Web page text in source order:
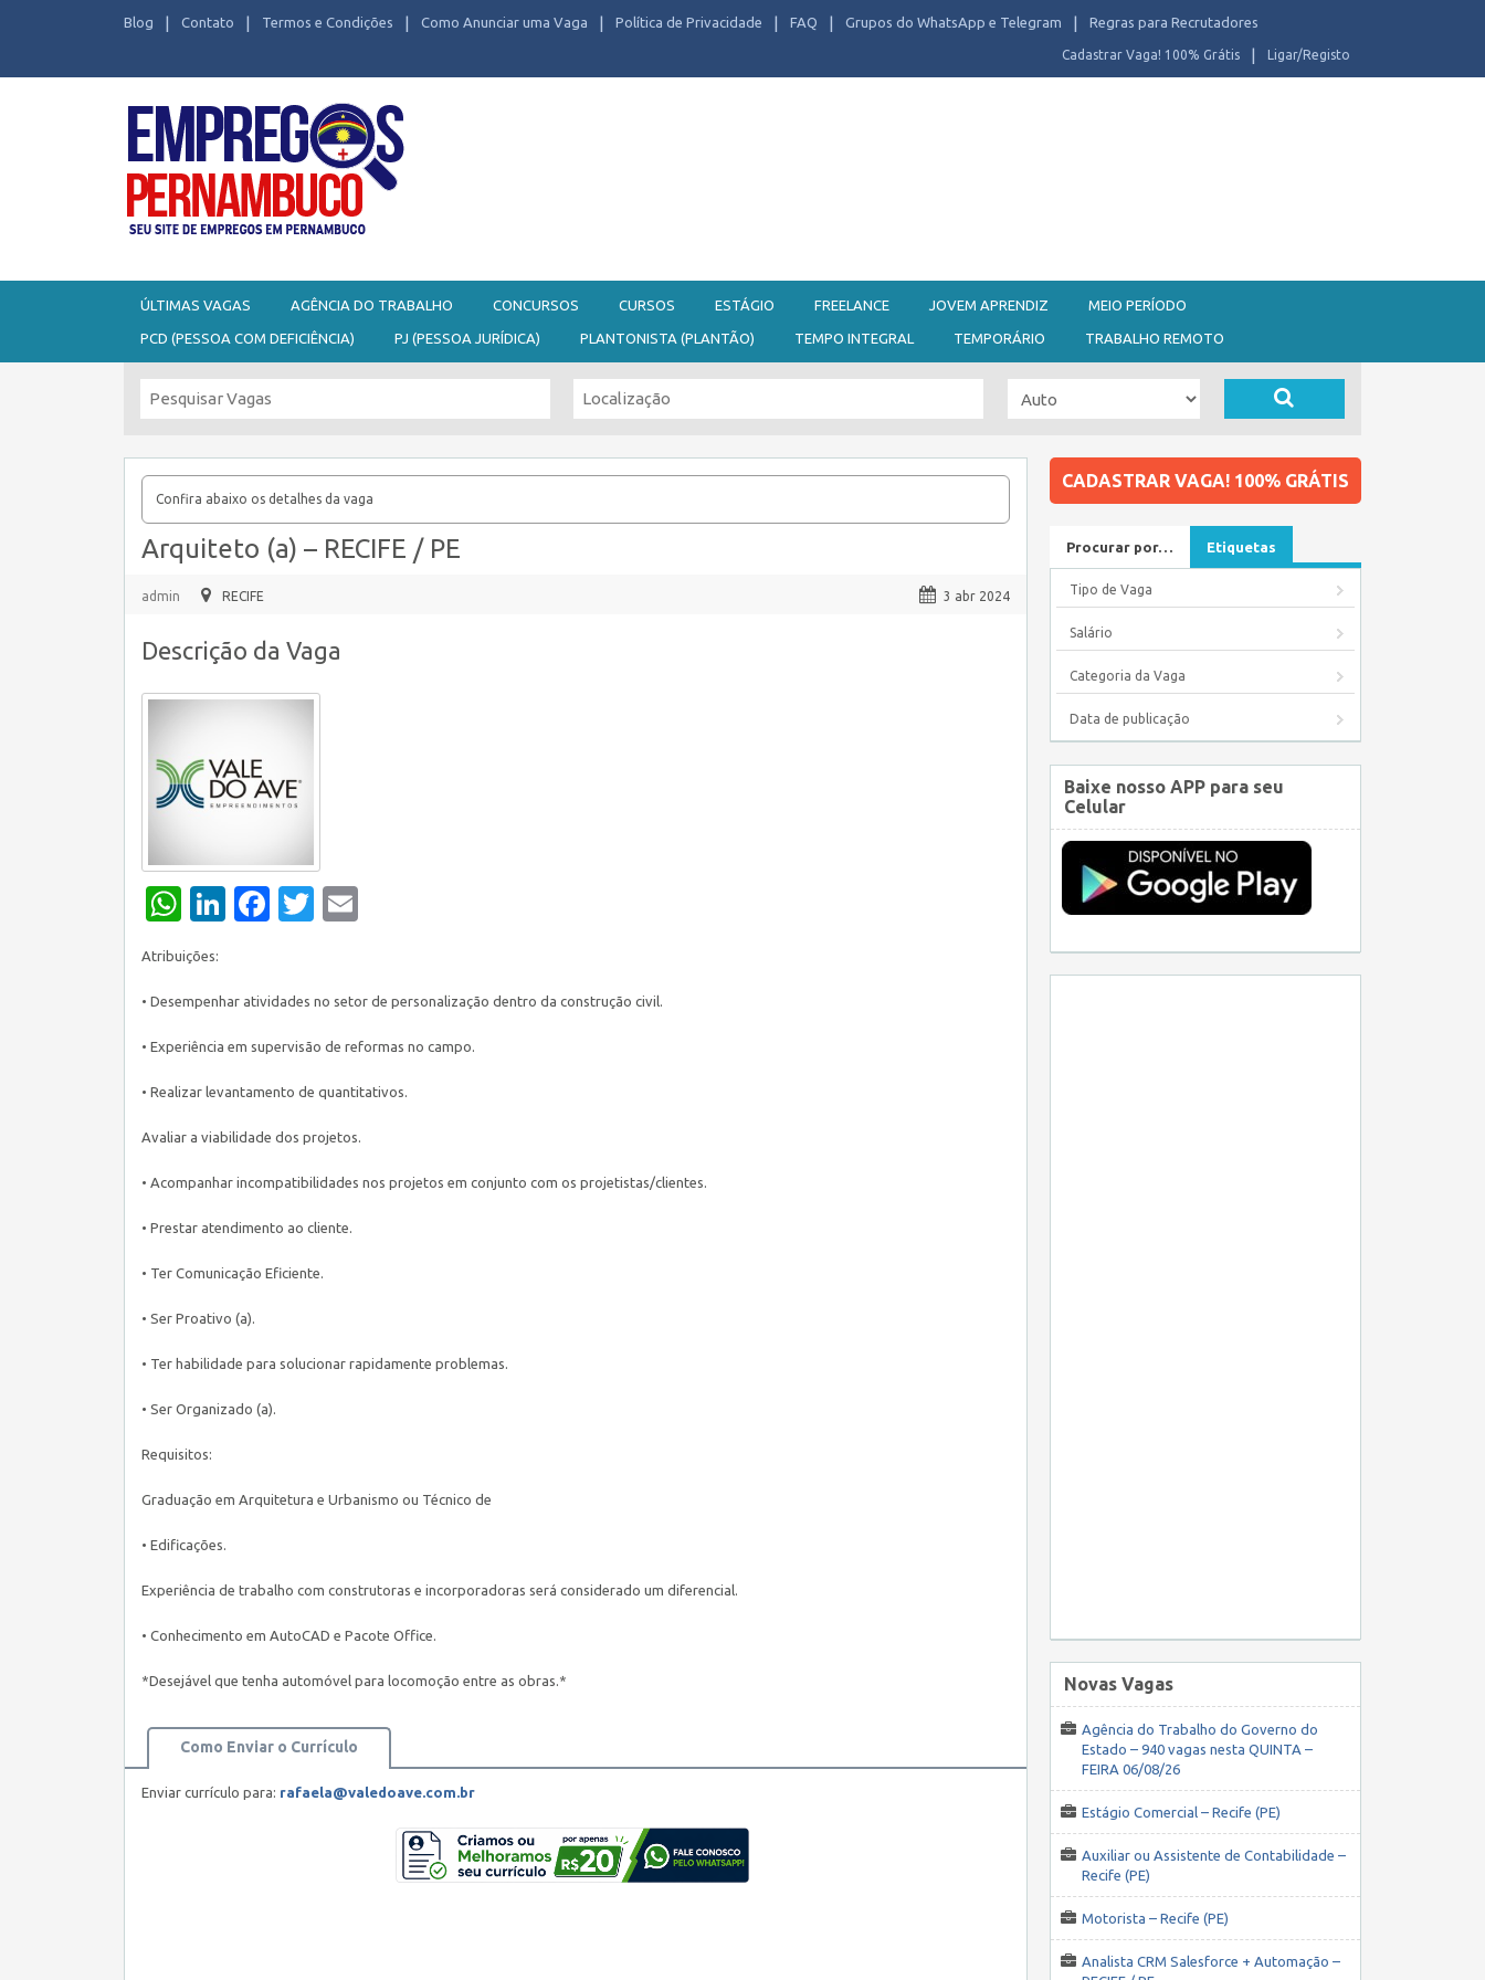
Blog Contato Termos e Condições Como Anunciar uma Vaga Política de Privacidade FAQ Grupos do WhatsApp e Telegram Regras para Recrutadores
Ligar/Registo
Cadastrar Vaga! 100% Grátis
ÚLTIMAS VAGAS AGÊNCIA DO TRABALHO CONCURSOS CURSOS ESTÁGIO FREELANCE JOVEM APRENDIZ MEIO PERÍODO
PCD (PESSOA COM DEFICIÊNCIA) PJ (PESSOA JURÍDICA) PLANTONISTA (PLANTÃO) TEMPO INTEGRAL TEMPORÁRIO TRABALHO REMOTO
Confira abaixo os detalhes da vaga
Arquiteto (a) – RECIFE / PE
admin RECIFE 3 abr 2024
Descrição da Vaga
WhatsApp
LinkedIn
Facebook
Twitter
Atribuições:
• Desempenhar atividades no setor de personalização dentro da construção civil.
• Experiência em supervisão de reformas no campo.
• Realizar levantamento de quantitativos.
Avaliar a viabilidade dos projetos.
• Acompanhar incompatibilidades nos projetos em conjunto com os projetistas/clientes.
• Prestar atendimento ao cliente.
• Ter Comunicação Eficiente.
• Ser Proativo (a).
• Ter habilidade para solucionar rapidamente problemas.
• Ser Organizado (a).
Requisitos:
Graduação em Arquitetura e Urbanismo ou Técnico de
• Edificações.
Experiência de trabalho com construtoras e incorporadoras será considerado um diferencial.
• Conhecimento em AutoCAD e Pacote Office.
*Desejável que tenha automóvel para locomoção entre as obras.*
Como Enviar o Currículo
Enviar currículo para: rafaela@valedoave.com.br
CADASTRAR VAGA! 100% GRÁTIS
Procurar por… Etiquetas
Tipo de Vaga
Salário
Categoria da Vaga
Data de publicação
Baixe nosso APP para seu
Celular
Novas Vagas
Agência do Trabalho do Governo do
Estado – 940 vagas nesta QUINTA –
FEIRA 06/08/26
Estágio Comercial – Recife (PE)
Auxiliar ou Assistente de Contabilidade –
Recife (PE)
Motorista – Recife (PE)
Analista CRM Salesforce + Automação –